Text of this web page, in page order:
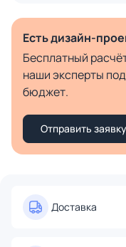
Есть дизайн-
Бесплатный
наши эксперты
бюджет.
Отправить заявку
Доставка